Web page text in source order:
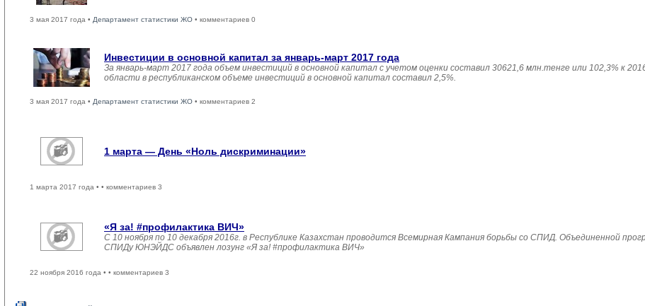
3 мая 2017 года • Департамент статистики ЖО • комментариев 0
Инвестиции в основной капитал за январь-март 2017 года
За январь-март 2017 года объем инвестиций в основной капитал с учетом оценки составил 30621,6 млн.тенге или 102,3% к
области в республиканском объеме инвестиций в основной капитал составил 2,5%.
3 мая 2017 года • Департамент статистики ЖО • комментариев 2
1 марта — День «Ноль дискриминации»
1 марта 2017 года • • комментариев 3
«Я за! #профилактика ВИЧ»
С 10 ноября по 10 декабря 2016г. в Республике Казахстан проводится Всемирная Кампания борьбы со СПИД. Объединенной
СПИДу ЮНЭЙДС объявлен лозунг «Я за! #профилактика ВИЧ»
22 ноября 2016 года • • комментариев 3